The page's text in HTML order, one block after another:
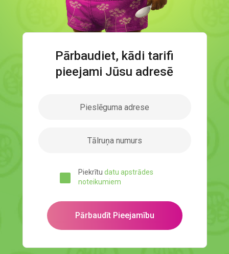
Pārbaudiet, kādi tarifi
pieejami Jūsu adresē
Piekrītu datu apstrādes
noteikumiem
Pārbaudīt Pieejamību